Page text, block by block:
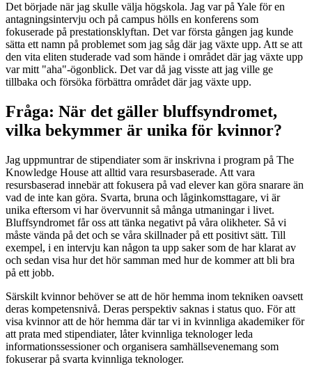
Det började när jag skulle välja högskola. Jag var på Yale för en
antagningsintervju och på campus hölls en konferens som
fokuserade på prestationsklyftan. Det var första gången jag kunde
sätta ett namn på problemet som jag såg där jag växte upp. Att se att
den vita eliten studerade vad som hände i området där jag växte upp
var mitt "aha"-ögonblick. Det var då jag visste att jag ville ge
tillbaka och försöka förbättra området där jag växte upp.
Fråga: När det gäller bluffsyndromet,
vilka bekymmer är unika för kvinnor?
Jag uppmuntrar de stipendiater som är inskrivna i program på The
Knowledge House att alltid vara resursbaserade. Att vara
resursbaserad innebär att fokusera på vad elever kan göra snarare än
vad de inte kan göra. Svarta, bruna och låginkomsttagare, vi är
unika eftersom vi har övervunnit så många utmaningar i livet.
Bluffsyndromet får oss att tänka negativt på våra olikheter. Så vi
måste vända på det och se våra skillnader på ett positivt sätt. Till
exempel, i en intervju kan någon ta upp saker som de har klarat av
och sedan visa hur det hör samman med hur de kommer att bli bra
på ett jobb.
Särskilt kvinnor behöver se att de hör hemma inom tekniken oavsett
deras kompetensnivå. Deras perspektiv saknas i status quo. För att
visa kvinnor att de hör hemma där tar vi in kvinnliga akademiker för
att prata med stipendiater, låter kvinnliga teknologer leda
informationssessioner och organisera samhällsevenemang som
fokuserar på svarta kvinnliga teknologer.